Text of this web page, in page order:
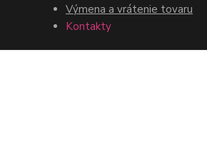
Výmena a vrátenie tovaru
Kontakty